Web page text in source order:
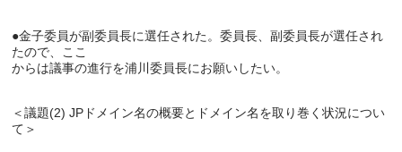
●金子委員が副委員長に選任された。委員長、副委員長が選任され
たので、ここ
からは議事の進行を浦川委員長にお願いしたい。
＜議題(2) JPドメイン名の概要とドメイン名を取り巻く状況につい
て＞